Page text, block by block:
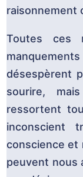
raisonnement
Toutes ces
désespèrent
sourire,
ressortent
inconscient
conscience et
peuvent nous